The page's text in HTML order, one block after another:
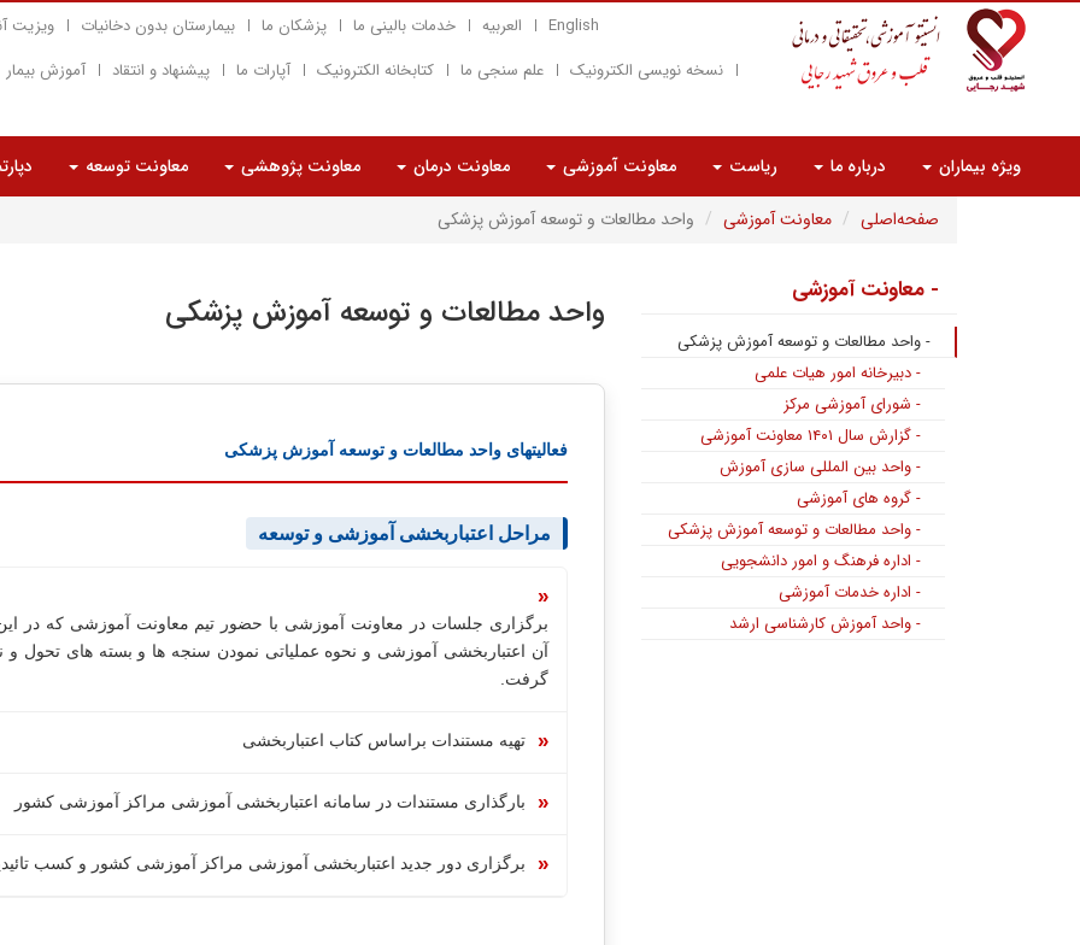
English العربیه خدمات بالینی ما پزشکان ما بیمارستان بدون دخانیات ویزیت
نسخه نویسی الکترونیک
علم سنجی ما کتابخانه الکترونیک آپارات ما پیشنهاد و انتقاد آموزش بیمار
ویژه بیماران درباره ما ریاست معاونت آموزشی معاونت درمان معاونت پژوهشی معاونت توسعه
صفحه‌اصلی
معاونت آموزشی واحد مطالعات و توسعه آموزش پزشکی
واحد مطالعات و توسعه آموزش پزشکی
فعالیتهای واحد مطالعات و توسعه آموزش پزشکی
مراحل اعتباربخشی آموزشی و توسعه
برگزاری جلسات در معاونت آموزشی با حضور تیم معاونت آموزشی که در
آن اعتباربخشی آموزشی و نحوه عملیاتی نمودن سنجه ها و بسته های
گرفت.
تهیه مستندات براساس کتاب اعتباربخشی
بارگذاری مستندات در سامانه اعتباربخشی آموزشی مراکز آموزشی کشور
برگزاری دور جدید اعتباربخشی آموزشی مراکز آموزشی کشور و کسب
- معاونت آموزشی
- واحد مطالعات و توسعه آموزش پزشکی
- دبیرخانه امور هیات علمی
- شورای آموزشی مرکز
- گزارش سال ۱۴۰۱ معاونت آموزشی
- واحد بین المللی سازی آموزش
- گروه های آموزشی
- واحد مطالعات و توسعه آموزش پزشکی
- اداره فرهنگ و امور دانشجویی
- اداره خدمات آموزشی
- واحد آموزش کارشناسی ارشد